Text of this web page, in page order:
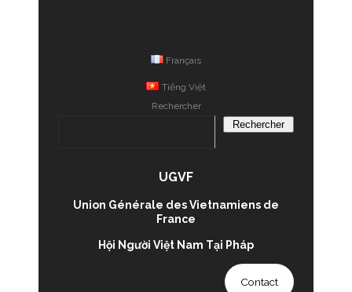
Français
Tiếng Việt
Rechercher
Rechercher
UGVF
Union Générale des Vietnamiens de
France
Hội Người Việt Nam Tại Pháp
Contact